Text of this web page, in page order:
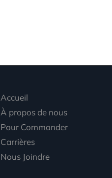
Accueil
À propos de nous
Pour Commander
Carrières
Nous Joindre